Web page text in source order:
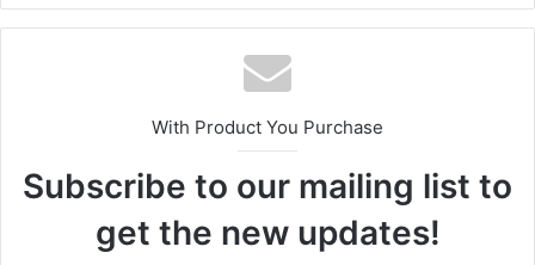
With Product You Purchase
Subscribe to our mailing list to
get the new updates!